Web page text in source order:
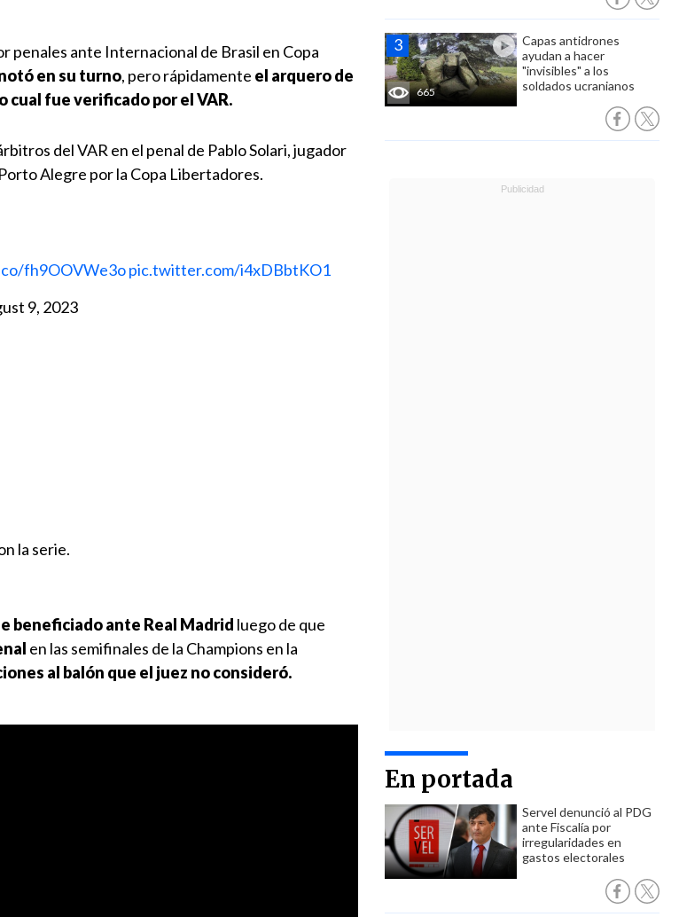
665
Capas antidrones
ayudan a hacer
"invisibles" a los
soldados ucranianos
En portada
Servel denunció al PDG
ante Fiscalía por
irregularidades en
gastos electorales
penales ante Internacional de Brasil en Copa
en su turno, pero rápidamente el arquero de
cual fue verificado por el VAR.
del VAR en el penal de Pablo Solari, jugador
Alegre por la Copa Libertadores.
fh9OOVWe3opic.twitter.com/i4xDBbtKO1
9, 2023
la serie.
beneficiado ante Real Madrid luego de que
en las semifinales de la Champions en la
al balón que el juez no consideró.